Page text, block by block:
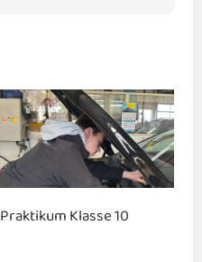
Praktikum Klasse 10